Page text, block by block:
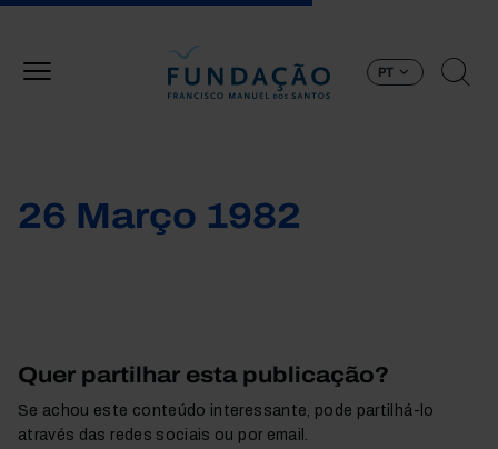
PT
26 Março 1982
Quer partilhar esta publicação?
Se achou este conteúdo interessante, pode partilhá-lo
através das redes sociais ou por email.